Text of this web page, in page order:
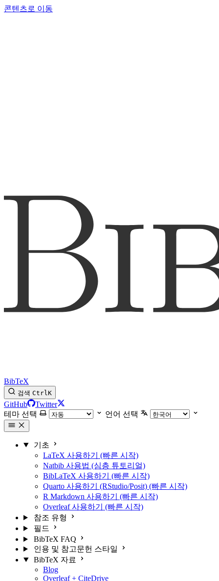
콘텐츠로 이동
BibTeX
검색 CtrlK
GitHub
Twitter
테마 선택
언어 선택
기초
LaTeX 사용하기 (빠른 시작)
Natbib 사용법 (심층 튜토리얼)
BibLaTeX 사용하기 (빠른 시작)
Quarto 사용하기 (RStudio/Posit) (빠른 시작)
R Markdown 사용하기 (빠른 시작)
Overleaf 사용하기 (빠른 시작)
참조 유형
필드
BibTeX FAQ
인용 및 참고문헌 스타일
BibTeX 자료
Blog
Overleaf + CiteDrive